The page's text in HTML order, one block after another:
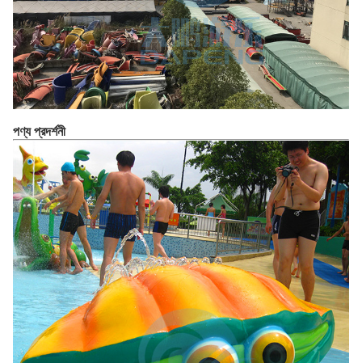
পণ্য প্রদর্শনী